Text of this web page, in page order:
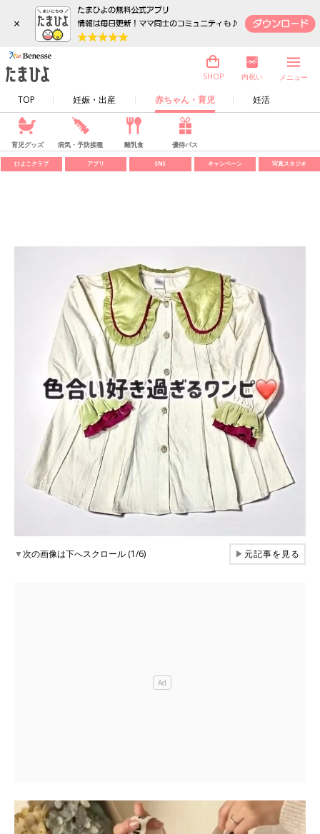
×
TOP 妊娠・出産 赤ちゃん・育児 妊活
SHOP 内祝い メニュー
育児グッズ 病気・予防接種 離乳食 優待パス
ひよこクラブ アプリ SNS キャンペーン 写真スタジオ
▼次の画像は下へスクロール (1/6) ▶元記事を見る